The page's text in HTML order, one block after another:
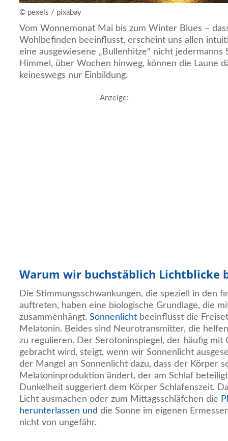
© pexels / pixabay
Vom Wonnemonat Mai bis zum Winter Blues –
Wohlbefinden beeinflusst, erscheint uns allen
eine ausgewiesene „Bullenhitze“ nicht jedermanns
Himmel, über Wochen hinweg, können die Laune
keineswegs nur Einbildung.
Anzeige:
Warum wir buchstäblich Lichtblicke
Die Stimmungsschwankungen, die speziell in den
auftreten, haben eine biologische Grundlage, die
zusammenhängt. Sonnenlicht beeinflusst die
Melatonin. Beides sind Neurotransmitter, die
zu regulieren. Der Serotoninspiegel, der häufig mit
gebracht wird, steigt, wenn wir Sonnenlicht
der Mangel an Sonnenlicht dazu, dass der Körper
Melatoninproduktion ändert, der am Schlaf
Dunkelheit suggeriert dem Körper Schlafenszeit.
Licht ausmachen oder zum Mittagsschläfchen die
herunterlassen und die Sonne im eigenen
nicht von ungefähr.